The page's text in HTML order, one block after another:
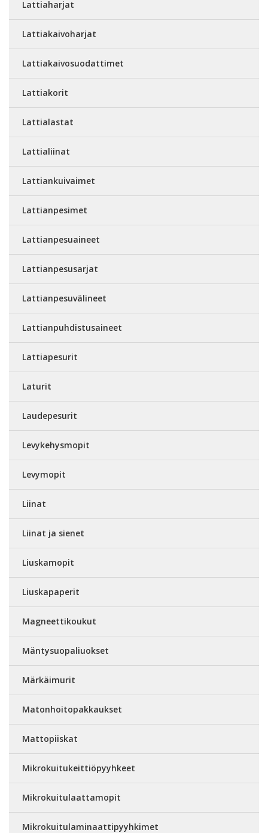
Lattiaharjat
Lattiakaivoharjat
Lattiakaivosuodattimet
Lattiakorit
Lattialastat
Lattialiinat
Lattiankuivaimet
Lattianpesimet
Lattianpesuaineet
Lattianpesusarjat
Lattianpesuvälineet
Lattianpuhdistusaineet
Lattiapesurit
Laturit
Laudepesurit
Levykehysmopit
Levymopit
Liinat
Liinat ja sienet
Liuskamopit
Liuskapaperit
Magneettikoukut
Mäntysuopaliuokset
Märkäimurit
Matonhoitopakkaukset
Mattopiiskat
Mikrokuitukeittiöpyyhkeet
Mikrokuitulaattamopit
Mikrokuitulaminaattipyyhkimet